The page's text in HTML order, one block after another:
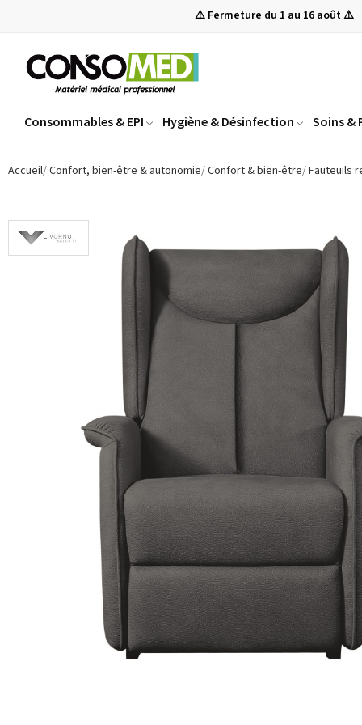
⚠️ Fermeture du 1 au 16 août ⚠️
Consommables & EPI Hygiène & Désinfection Soins &
Accueil Confort, bien-être & autonomie Confort & bien-être Fauteuils